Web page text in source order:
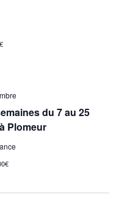
du 7 au 25
Plomeur